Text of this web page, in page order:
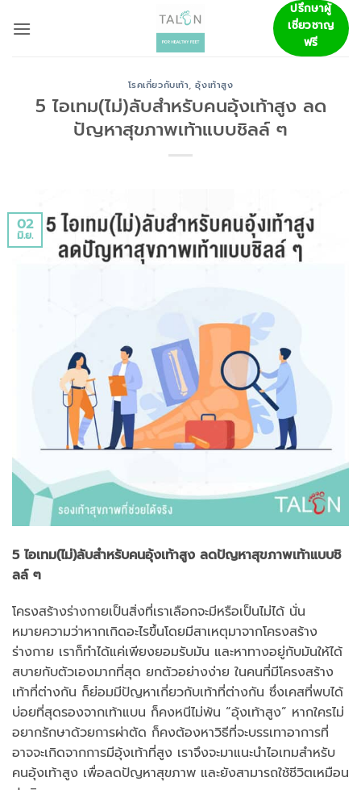
ปรึกษาผู้
เชี่ยวชาญ
ฟรี
โรคเกี่ยวกับเท้า,อุ้งเท้าสูง
5 ไอเทม(ไม่)ลับสำหรับคนอุ้งเท้าสูง ลด
ปัญหาสุขภาพเท้าแบบชิลล์ ๆ
02
มิ.ย.
5 ไอเทม(ไม่)ลับสำหรับคนอุ้งเท้าสูง ลดปัญหาสุขภาพเท้าแบบชิ
ลล์ ๆ
โครงสร้างร่างกายเป็นสิ่งที่เราเลือกจะมีหรือเป็นไม่ได้ นั่น
หมายความว่าหากเกิดอะไรขึ้นโดยมีสาเหตุมาจากโครงสร้าง
ร่างกาย เราก็ทำได้แค่เพียงยอมรับมัน และหาทางอยู่กับมันให้ได้
สบายกับตัวเองมากที่สุด ยกตัวอย่างง่าย ในคนที่มีโครงสร้าง
เท้าที่ต่างกัน ก็ย่อมมีปัญหาเกี่ยวกับเท้าที่ต่างกัน ซึ่งเคสที่พบได้
บ่อยที่สุดรองจากเท้าแบน ก็คงหนีไม่พ้น “อุ้งเท้าสูง” หากใครไม่
อยากรักษาด้วยการผ่าตัด ก็คงต้องหาวิธีที่จะบรรเทาอาการที่
อาจจะเกิดจากการมีอุ้งเท้าที่สูง เราจึงจะมาแนะนำไอเทมสำหรับ
คนอุ้งเท้าสูง เพื่อลดปัญหาสุขภาพ และยังสามารถใช้ชีวิตเหมือน